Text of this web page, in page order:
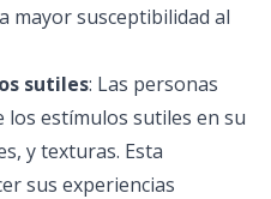
mayor susceptibilidad al
sutiles: Las personas
los estímulos sutiles en su
y texturas. Esta
sus experiencias